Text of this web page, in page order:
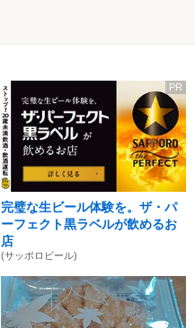
PR
完璧な生ビール体験を。ザ・パ
ーフェクト黒ラベルが飲めるお
店
(サッポロビール)